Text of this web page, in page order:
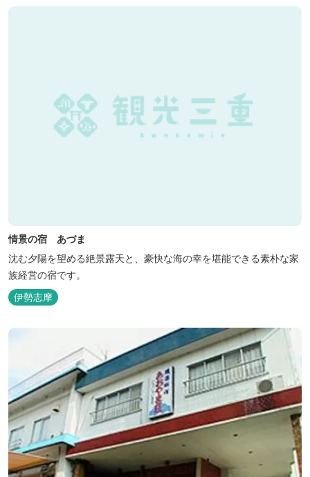
情景の宿 あづま
沈む夕陽を望める絶景露天と、豪快な海の幸を堪能できる素朴な家
族経営の宿です。
伊勢志摩